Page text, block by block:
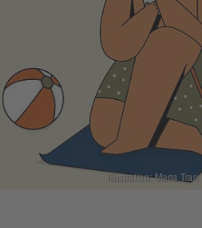
Illustration: Maria